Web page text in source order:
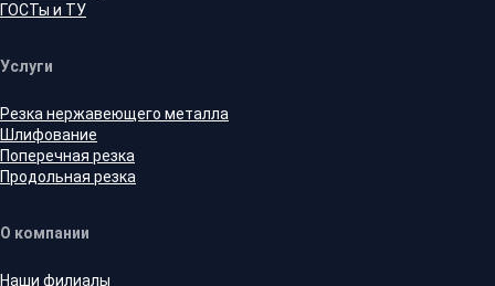
ГОСТы и ТУ
Услуги
Резка нержавеющего металла
Шлифование
Поперечная резка
Продольная резка
О компании
Наши филиалы